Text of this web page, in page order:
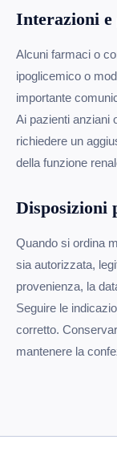
Interazioni e
Alcuni farmaci o
ipoglicemico o
importante
Ai pazienti anziani
richiedere un
della funzione
Disposizioni
Quando si ordina
sia autorizzata,
provenienza, la
Seguire le
corretto.
mantenere la